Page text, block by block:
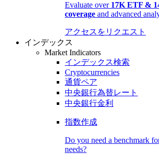
Evaluate over 17K ETF &
coverage and advanced
アクセスをリクエスト
インデックス
Market Indicators
インデックス検索
Cryptocurrencies
通貨ペア
中央銀行為替レート
中央銀行金利
指数作成
Do you need a benchmark
needs?